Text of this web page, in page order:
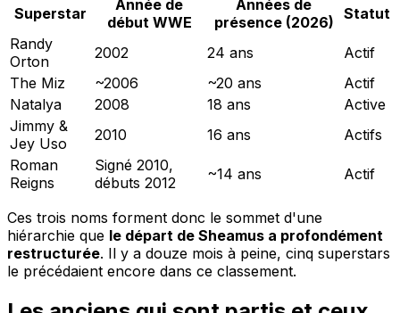
Superstar
Année de
début WWE
Années de
présence (2026) Statut
Randy
Orton
2002 24 ans
Actif
The Miz
~2006 ~20 ans
Actif
Natalya
2008 18 ans
Active
Jimmy &
Jey Uso
2010 16 ans
Actifs
Roman
Reigns
Signé 2010,
débuts 2012
~14 ans Actif
Ces trois noms forment donc le sommet d'une
hiérarchie que le départ de Sheamus a profondément
restructurée. Il y a douze mois à peine, cinq superstars
le précédaient encore dans ce classement.